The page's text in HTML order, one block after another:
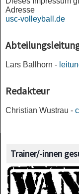
Adresse
usc-volleyball.de
Lars Ballhorn -
Redakteur
Christian Wustrau -
Trainer/-innen